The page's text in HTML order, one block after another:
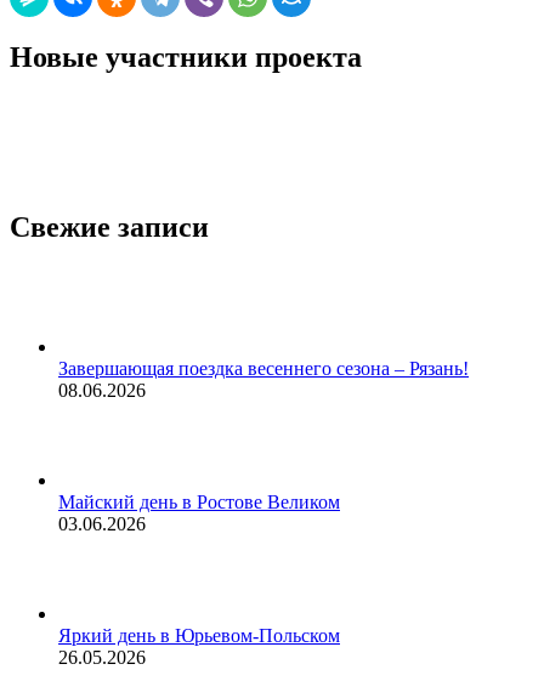
Новые участники проекта
Свежие записи
Завершающая поездка весеннего сезона – Рязань!
08.06.2026
Майский день в Ростове Великом
03.06.2026
Яркий день в Юрьевом-Польском
26.05.2026